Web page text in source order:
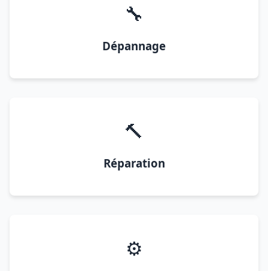
🔧
Dépannage
🔨
Réparation
⚙️